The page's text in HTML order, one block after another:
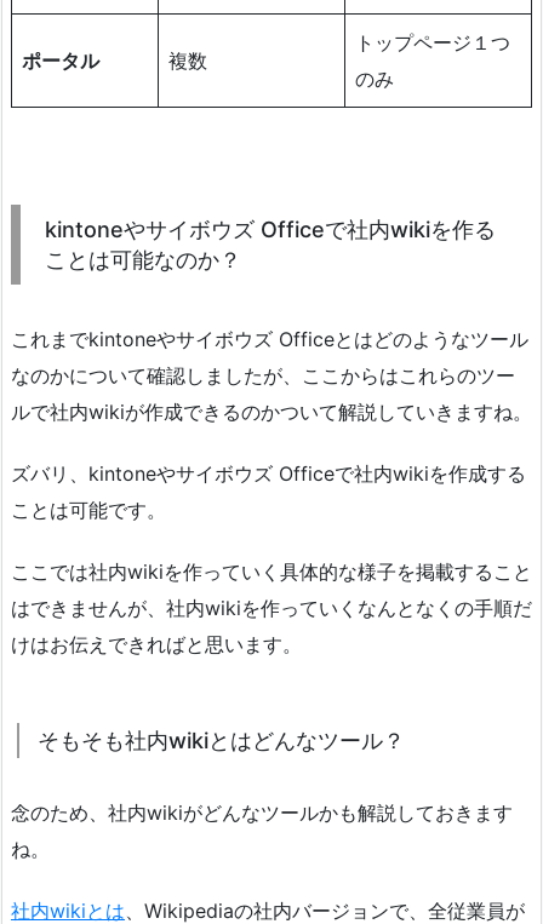
ポータル 複数
トップページ１つ
のみ
kintoneやサイボウズ Officeで社内wikiを作る
ことは可能なのか？
これまでkintoneやサイボウズ Officeとはどのようなツール
なのかについて確認しましたが、ここからはこれらのツー
ルで社内wikiが作成できるのかついて解説していきますね。
ズバリ、kintoneやサイボウズ Officeで社内wikiを作成する
ことは可能です。
ここでは社内wikiを作っていく具体的な様子を掲載すること
はできませんが、社内wikiを作っていくなんとなくの手順だ
けはお伝えできればと思います。
そもそも社内wikiとはどんなツール？
念のため、社内wikiがどんなツールかも解説しておきます
ね。
社内wikiとは 、Wikipediaの社内バージョンで、全従業員が